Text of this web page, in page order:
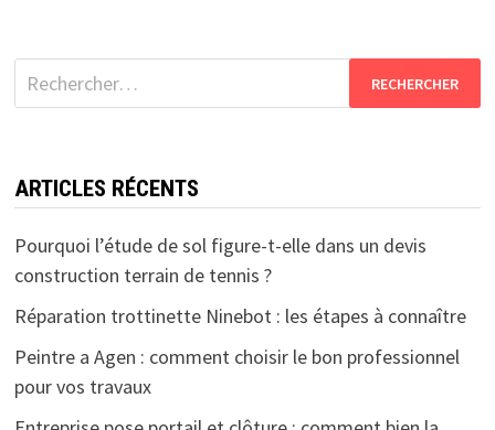
Rechercher :
ARTICLES RÉCENTS
Pourquoi l’étude de sol figure-t-elle dans un devis
construction terrain de tennis ?
Réparation trottinette Ninebot : les étapes à connaître
Peintre a Agen : comment choisir le bon professionnel
pour vos travaux